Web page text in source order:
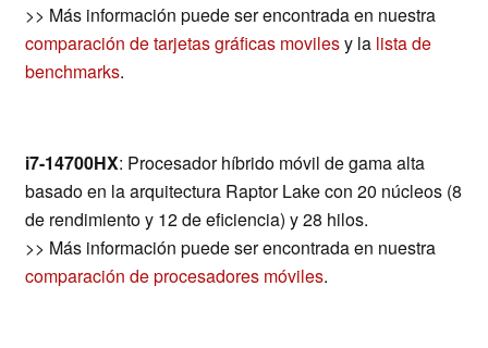
>> Más información puede ser encontrada en nuestra
comparación de tarjetas gráficas movilesy la lista de
benchmarks.
i7-14700HX: Procesador híbrido móvil de gama alta
basado en la arquitectura Raptor Lake con 20 núcleos (8
de rendimiento y 12 de eficiencia) y 28 hilos.
>> Más información puede ser encontrada en nuestra
comparación de procesadores móviles.